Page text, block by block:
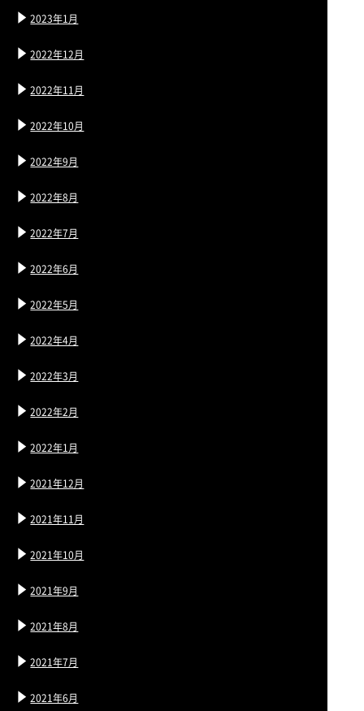
2023年1月
2022年12月
2022年11月
2022年10月
2022年9月
2022年8月
2022年7月
2022年6月
2022年5月
2022年4月
2022年3月
2022年2月
2022年1月
2021年12月
2021年11月
2021年10月
2021年9月
2021年8月
2021年7月
2021年6月